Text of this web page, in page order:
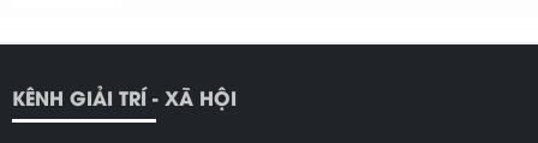
KÊNH GIẢI TRÍ - XÃ HỘI